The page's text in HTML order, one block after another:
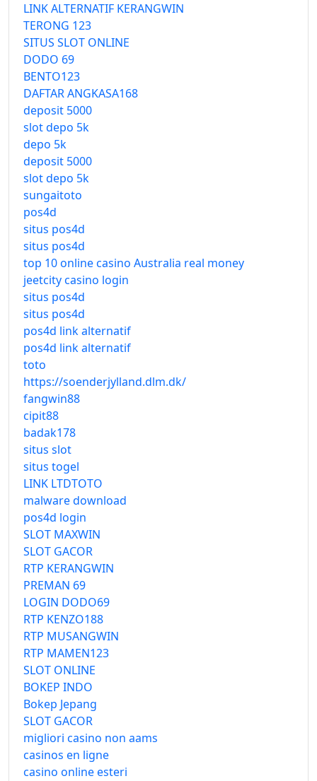
LINK ALTERNATIF KERANGWIN
TERONG 123
SITUS SLOT ONLINE
DODO 69
BENTO123
DAFTAR ANGKASA168
deposit 5000
slot depo 5k
depo 5k
deposit 5000
slot depo 5k
sungaitoto
pos4d
situs pos4d
situs pos4d
top 10 online casino Australia real money
jeetcity casino login
situs pos4d
situs pos4d
pos4d link alternatif
pos4d link alternatif
toto
https://soenderjylland.dlm.dk/
fangwin88
cipit88
badak178
situs slot
situs togel
LINK LTDTOTO
malware download
pos4d login
SLOT MAXWIN
SLOT GACOR
RTP KERANGWIN
PREMAN 69
LOGIN DODO69
RTP KENZO188
RTP MUSANGWIN
RTP MAMEN123
SLOT ONLINE
BOKEP INDO
Bokep Jepang
SLOT GACOR
migliori casino non aams
casinos en ligne
casino online esteri